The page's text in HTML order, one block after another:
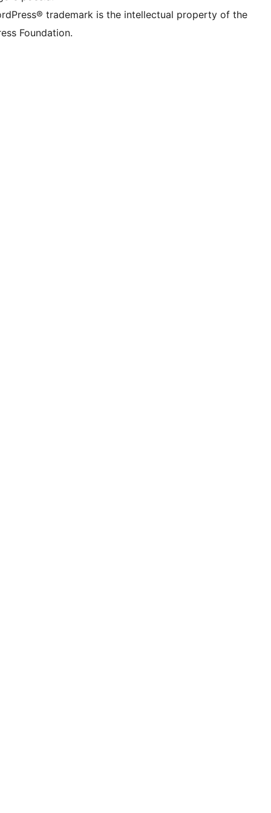
trademark is the intellectual property of the
Foundation.